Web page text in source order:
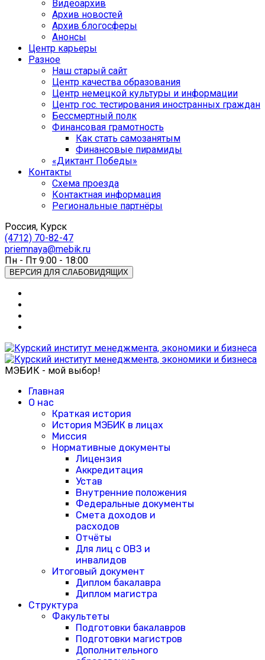
Видеоархив
Архив новостей
Архив блогосферы
Анонсы
Центр карьеры
Разное
Наш старый сайт
Центр качества образования
Центр немецкой культуры и информации
Центр гос. тестирования иностранных граждан
Бессмертный полк
Финансовая грамотность
Как стать самозанятым
Финансовые пирамиды
«Диктант Победы»
Контакты
Схема проезда
Контактная информация
Региональные партнёры
Россия, Курск
(4712) 70-82-47
priemnaya@mebik.ru
Пн - Пт 9:00 - 18:00
ВЕРСИЯ ДЛЯ СЛАБОВИДЯЩИХ
МЭБИК - мой выбор!
Главная
О нас
Краткая история
История МЭБИК в лицах
Миссия
Нормативные документы
Лицензия
Аккредитация
Устав
Внутренние положения
Федеральные документы
Смета доходов и
расходов
Отчёты
Для лиц с ОВЗ и
инвалидов
Итоговый документ
Диплом бакалавра
Диплом магистра
Структура
Факультеты
Подготовки бакалавров
Подготовки магистров
Дополнительного